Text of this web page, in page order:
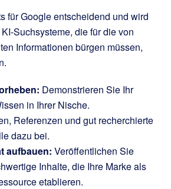
für Google entscheidend und wird
Suchsysteme, die für die von
Informationen bürgen müssen,
Demonstrieren Sie Ihr
in Ihrer Nische.
Referenzen und gut recherchierte
dazu bei.
aufbauen: Veröffentlichen Sie
Inhalte, die Ihre Marke als
etablieren.